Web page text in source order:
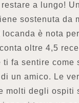
a lungo!
sostenuta da
locanda è nota
oltre 4,5
ti fa sentire come
un amico. Le
molti degli ospiti